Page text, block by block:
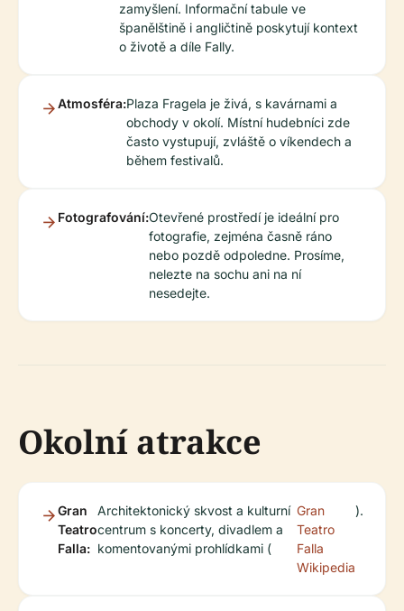
zamyšlení. Informační tabule ve
španělštině i angličtině poskytují kontext
o životě a díle Fally.
Atmosféra:Plaza Fragela je živá, s kavárnami a
obchody v okolí. Místní hudebníci zde
často vystupují, zvláště o víkendech a
během festivalů.
Fotografování:Otevřené prostředí je ideální pro
fotografie, zejména časně ráno
nebo pozdě odpoledne. Prosíme,
nelezte na sochu ani na ní
nesedejte.
Okolní atrakce
Gran
Teatro
Falla:
Architektonický skvost a kulturní
centrum s koncerty, divadlem a
komentovanými prohlídkami (
Gran
Teatro
Falla
Wikipedia
).